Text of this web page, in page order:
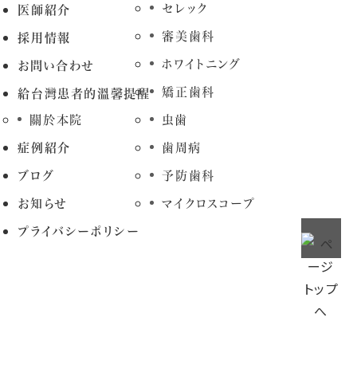
医師紹介
採用情報
お問い合わせ
給台灣患者的溫馨提醒
關於本院
症例紹介
ブログ
お知らせ
プライバシーポリシー
セレック
審美歯科
ホワイトニング
矯正歯科
虫歯
歯周病
予防歯科
マイクロスコープ